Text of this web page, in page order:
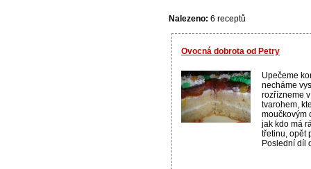
Nalezeno: 6 receptů
Ovocná dobrota od Petry
Upečeme
necháme
rozřízneme
tvarohem,
moučkovým
jak kdo má
třetinu, opět
Poslední díl